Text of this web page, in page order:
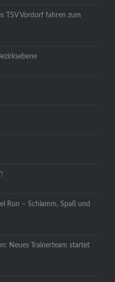
TSV Vordorf fahren zum
Run – Schlamm, Spaß und
Neues Trainerteam startet